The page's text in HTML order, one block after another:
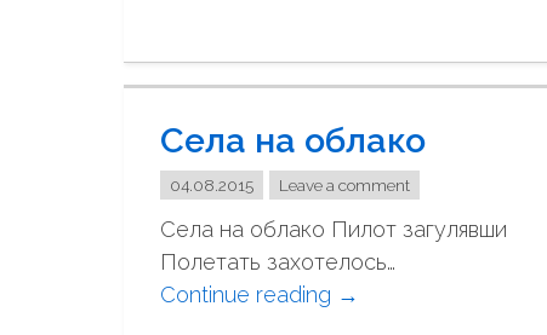
ж
з
н
и
т
о
й
Села на облако
04.08.2015 Leave a comment
Села на облако Пилот загулявши
Полетать захотелось…
Continue reading "→